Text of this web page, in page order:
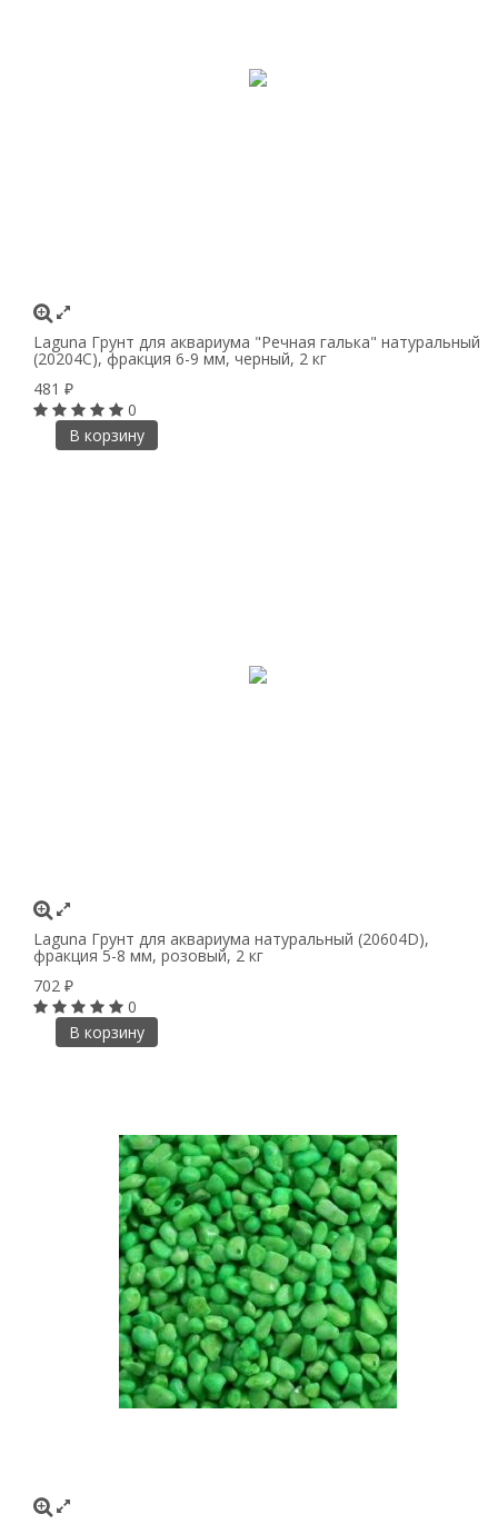
Laguna Грунт для аквариума "Речная галька" натуральный
(20204С), фракция 6-9 мм, черный, 2 кг
481 ₽
0
В корзину
Laguna Грунт для аквариума натуральный (20604D),
фракция 5-8 мм, розовый, 2 кг
702 ₽
0
В корзину